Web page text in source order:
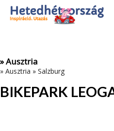
Az oldal sütiket (cookies)
Adatvédelmi tájékoztató
» Ausztria
» Ausztria » Salzburg
BIKEPARK